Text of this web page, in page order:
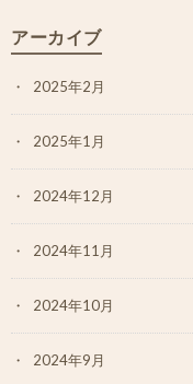
アーカイブ
2025年2月
2025年1月
2024年12月
2024年11月
2024年10月
2024年9月